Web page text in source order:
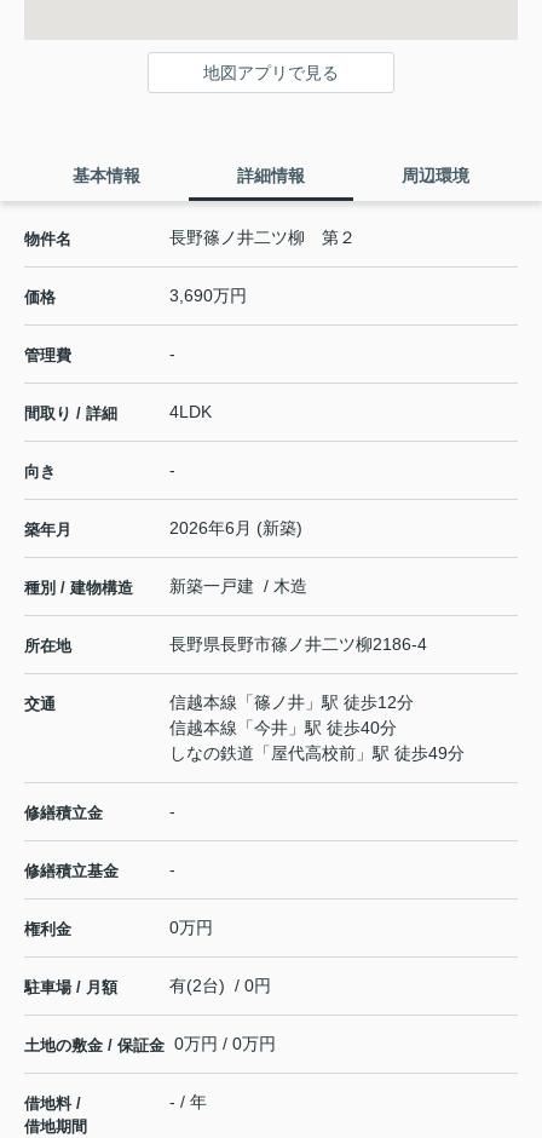
地図アプリで見る
基本情報 詳細情報 周辺環境
物件名 長野篠ノ井二ツ柳 第２
価格 3,690万円
管理費 -
間取り / 詳細 4LDK
向き -
築年月 2026年6月 (新築)
種別 / 建物構造 新築一戸建 / 木造
所在地 長野県長野市篠ノ井二ツ柳2186-4
交通 信越本線 「篠ノ井 」駅 徒歩12分
信越本線 「今井 」駅 徒歩40分
しなの鉄道 「屋代高校前 」駅 徒歩49分
修繕積立金 -
修繕積立基金 -
権利金 0万円
駐車場 / 月額 有(2台) / 0円
土地の敷金 / 保証金 0万円 / 0万円
借地料 /
借地期間
- / 年